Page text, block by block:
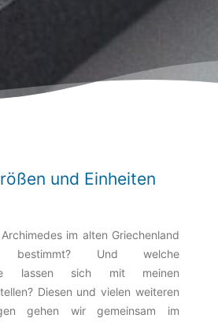
und Einheiten
im alten Griechenland
bestimmt? Und welche
lassen sich mit meinen
Diesen und vielen weiteren
gehen wir gemeinsam im